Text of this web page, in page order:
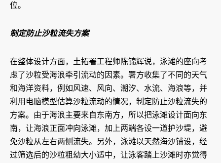
位。
制定防止沙粒流失方案
在整体设计方面，土拓署工程师陈锦辉说，泳滩的座向考
虑了沙粒受海浪牵引流动的因素。署方收集了不同的天气
和海洋资料，例如风速、风向、潮汐、水流、海浪等，并
利用电脑模型估算沙粒流动的情况，制定防止沙粒流失的
方案。由于海浪主要来自东南方，所以把泳滩设计面向东
南，让海浪正面冲向泳滩，加上两端各设一道护沙堤，避
免沙粒从左右两侧流失。另外，泳滩以天然海沙铺设，经
过筛选后的沙粒粗幼大小适中，让泳客踏上沙滩时亦觉得